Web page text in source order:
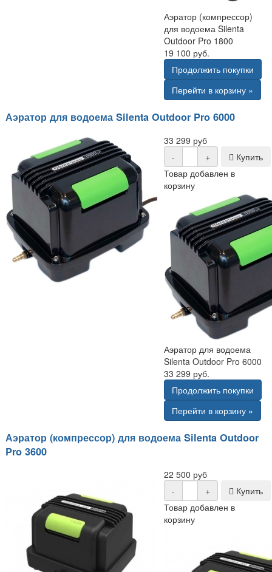
Аэратор (компрессор)
для водоема Silenta
Outdoor Pro 1800
19 100 руб.
Продолжить покупки
Перейти в корзину »
Аэратор для водоема Silenta Outdoor Pro 6000
33 299 руб
-
+
Купить
Товар добавлен в
корзину
Аэратор для водоема
Silenta Outdoor Pro 6000
33 299 руб.
Продолжить покупки
Перейти в корзину »
Аэратор (компрессор) для водоема Silenta Outdoor
Pro 3600
22 500 руб
-
+
Купить
Товар добавлен в
корзину